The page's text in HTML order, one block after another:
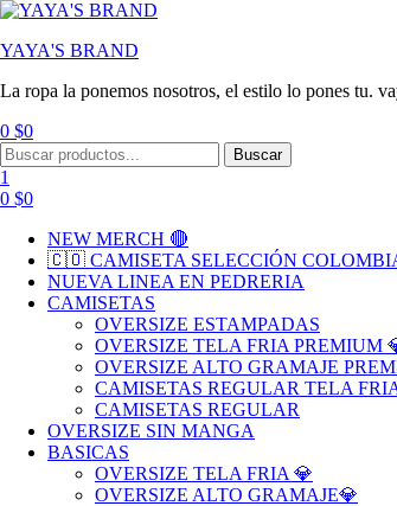
YAYA'S BRAND
La ropa la ponemos nosotros, el estilo lo pones tu.
0 $0
Menu
Search
for:
Buscar
1
0 $0
NEW MERCH 🔴
🇨🇴 CAMISETA SELECCIÓN
NUEVA LINEA EN PEDRERIA
CAMISETAS
OVERSIZE ESTAMPADAS
OVERSIZE TELA FRIA PREMIUM
OVERSIZE ALTO GRAMAJE
CAMISETAS REGULAR TELA
CAMISETAS REGULAR
OVERSIZE SIN MANGA
BASICAS
OVERSIZE TELA FRIA 💎
OVERSIZE ALTO GRAMAJE💎